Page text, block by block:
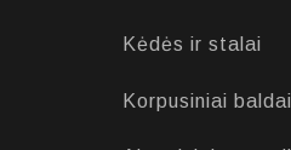
Kėdės ir stalai
Korpusiniai baldai